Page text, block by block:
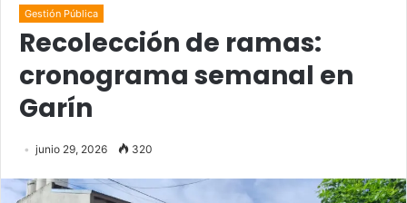
Gestión Pública
Recolección de ramas:
cronograma semanal en
Garín
junio 29, 2026 320